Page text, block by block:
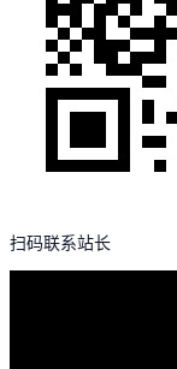
扫码联系站长